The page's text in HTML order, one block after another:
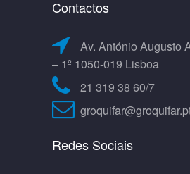
Contactos
Av. António Augusto
– 1º 1050-019 Lisboa
21 319 38 60/7
Redes Sociais